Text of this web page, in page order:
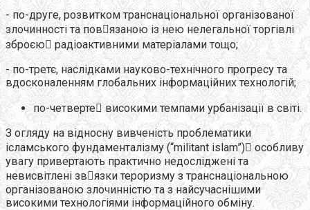
- по-друге, розвитком транснаціональної організованої
злочинності та повязаною із нею нелегальної торгівлі
зброєю радіоактивними матеріалами тощо;
- по-третє, наслідками науково-технічного прогресу та
вдосконаленням глобальних інформаційних технологій;
по-четверте високими темпами урбанізації в світі.
З огляду на відносну вивченість проблематики
ісламського фундаменталізму (“militant islam”) особливу
увагу привертають практично недосліджені та
невисвітлені звязки тероризму з транснаціональною
організованою злочинністю та з найсучаснішими
високими технологіями інформаційного обміну.